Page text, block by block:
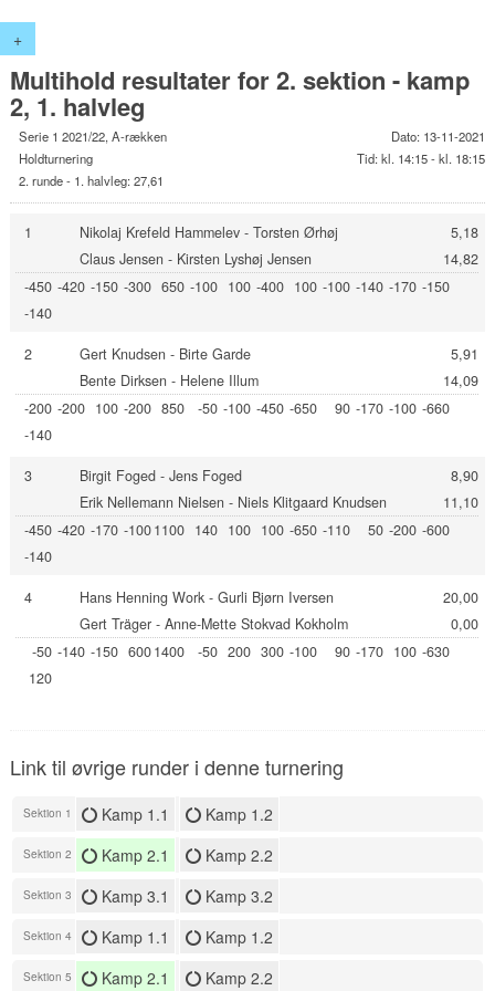
+
Multihold resultater for 2. sektion - kamp
2, 1. halvleg
Serie 1 2021/22, A-rækken
Holdturnering
2. runde - 1. halvleg: 27,61
Dato: 13-11-2021
Tid: kl. 14:15 - kl. 18:15
1 Nikolaj Krefeld Hammelev - Torsten Ørhøj
5,18
Claus Jensen - Kirsten Lyshøj Jensen
14,82
-450 -420 -150 -300 650 -100 100 -400 100 -100 -140 -170 -150
-140
2 Gert Knudsen - Birte Garde
5,91
Bente Dirksen - Helene Illum
14,09
-200 -200 100 -200 850 -50 -100 -450 -650 90 -170 -100 -660
-140
3 Birgit Foged - Jens Foged
8,90
Erik Nellemann Nielsen - Niels Klitgaard Knudsen
11,10
-450 -420 -170 -1001100 140 100 100 -650 -110 50 -200 -600
-140
4 Hans Henning Work - Gurli Bjørn Iversen
20,00
Gert Träger - Anne-Mette Stokvad Kokholm
0,00
-50 -140 -150 6001400 -50 200 300 -100 90 -170 100 -630
120
Link til øvrige runder i denne turnering
Sektion 1 Kamp 1.1 Kamp 1.2
Sektion 2 Kamp 2.1 Kamp 2.2
Sektion 3 Kamp 3.1 Kamp 3.2
Sektion 4 Kamp 1.1 Kamp 1.2
Sektion 5 Kamp 2.1 Kamp 2.2